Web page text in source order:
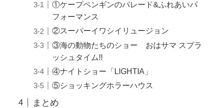
①ケープペンギンのパレード&ふれあいパ
フォーマンス
②スーパーイワシイリュージョン
③海の動物たちのショー おはサマ スプラ
ッシュタイム!!
④ナイトショー「LIGHTIA」
⑤ショッキングホラーハウス
まとめ